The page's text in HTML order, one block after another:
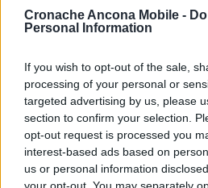
Cronache Ancona Mobile -
Personal Information
If you wish to opt-out of the sale,
processing of your personal or
targeted advertising by us, please
section to confirm your selection.
opt-out request is processed you
interest-based ads based on
us or personal information
your opt-out. You may separately
della pianificazione
la sicurezza del territorio e
sottolineano la sindaca
consigliere comunale di
Marincioni, con delega
territorio al cambiamento
gestione delle criticità.